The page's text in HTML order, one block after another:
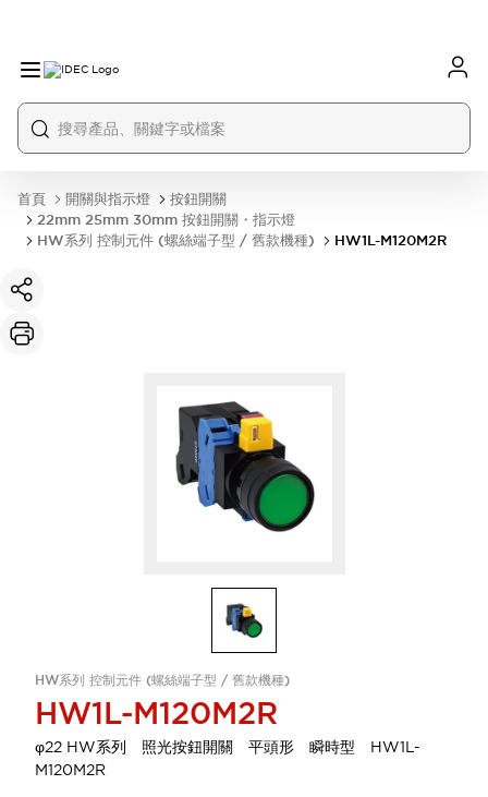
首頁 開關與指示燈
按鈕開關
22mm 25mm 30mm 按鈕開關・指示燈
HW系列 控制元件 (螺絲端子型 / 舊款機種)
HW1L-M120M2R
HW系列 控制元件 (螺絲端子型 / 舊款機種)
HW1L-M120M2R
φ22 HW系列 照光按鈕開關 平頭形 瞬時型 HW1L-
M120M2R